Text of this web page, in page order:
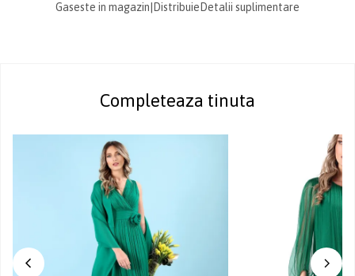
Gaseste in magazin Distribuie Detalii suplimentare
Completeaza tinuta